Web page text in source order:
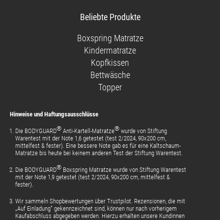
unsere
Seite
uns
Instagram
uns
Pinterest
Beliebte Produkte
Boxspring Matratze
Kindermatratze
Kopfkissen
Bettwäsche
Topper
Hinweise und Haftungsausschlüsse
Die BODYGUARD® Anti-Kartell-Matratze® wurde von Stiftung
Warentest mit der Note 1,6 getestet (test 2/2024, 90x200 cm,
mittelfest & fester). Eine bessere Note gab es für eine Kaltschaum-
Matratze bis heute bei keinem anderen Test der Stiftung Warentest.
Die BODYGUARD® Boxspring Matratze wurde von Stiftung Warentest
mit der Note 1,9 getestet (test 2/2024, 90x200 cm, mittelfest &
fester).
Wir sammeln Shopbewertungen über Trustpilot. Rezensionen, die mit
„Auf Einladung“ gekennzeichnet sind, können nur nach vorherigem
Kaufabschluss abgegeben werden. Hierzu erhalten unsere Kundinnen